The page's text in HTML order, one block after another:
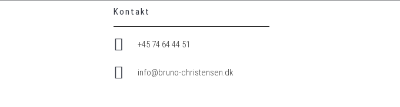
Kontakt
+45 74 64 44 51
info@bruno-christensen.dk